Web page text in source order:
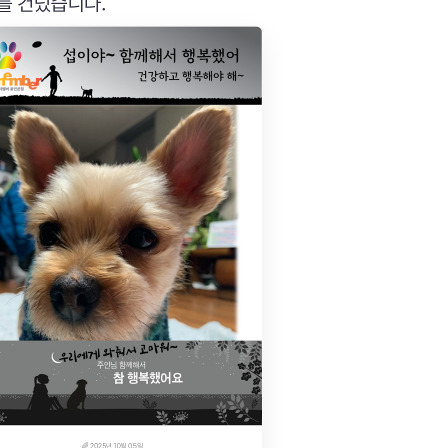
🌈 2025년 10월 05일